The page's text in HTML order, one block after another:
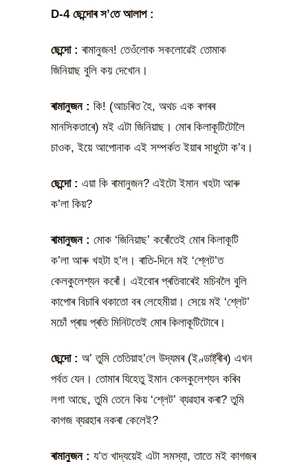
D-4 ছেন্দোৰ স’তে আলাপ :
ছেন্দো : ৰামানুজন! তেওঁলোক সকলোৱেই তোমাক
জিনিয়াছ বুলি কয় দেখোন।
ৰামানুজন : কি! (আচৰিত হৈ, অথচ এক ৰগৰৰ
মানসিকতাৰে) মই এটা জিনিয়াছ। মোৰ কিলাকূটিটোলৈ
চাওক, ইয়ে আপোনাক এই সম্পৰ্কত ইয়াৰ সাধুটো ক’ব।
ছেন্দো : এয়া কি ৰামানুজন? এইটো ইমান খহটা আৰু
ক’লা কিয়?
ৰামানুজন : মোক ‘জিনিয়াছ’ কৰোঁতেই মোৰ কিলাকূটি
ক’লা আৰু খহটা হ’ল। ৰাতি-দিনে মই ‘শ্লেট’ত
কেলকুলেশ্যন কৰোঁ। এইবোৰ প্ৰতিবাৰেই মচিবলৈ বুলি
কাপোৰ বিচাৰি থকাতো বৰ লেহেমীয়া। সেয়ে মই ‘শ্লেট’
মচোঁ প্ৰায় প্ৰতি মিনিটতেই মোৰ কিলাকূটিটোৰে।
ছেন্দো : অ’ তুমি তেতিয়াহ’লে উদ্যমৰ (ইণ্ডাষ্ট্ৰীৰ) এখন
পৰ্বত যেন। তোমাৰ যিহেতু ইমান কেলকুলেশ্যন কৰিব
লগা আছে, তুমি তেনে কিয় ‘শ্লেট’ ব্যৱহাৰ কৰা? তুমি
কাগজ ব্যৱহাৰ নকৰা কেলেই?
ৰামানুজন : য’ত খাদ্যয়েই এটা সমস্যা, তাতে মই কাগজৰ